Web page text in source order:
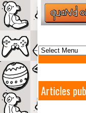
Articles
de papa "